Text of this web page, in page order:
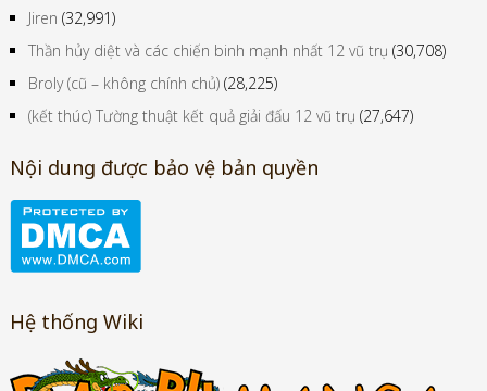
Jiren (32,991)
Thần hủy diệt và các chiến binh mạnh nhất 12 vũ trụ (30,708)
Broly (cũ – không chính chủ) (28,225)
(kết thúc) Tường thuật kết quả giải đấu 12 vũ trụ (27,647)
Nội dung được bảo vệ bản quyền
Hệ thống Wiki